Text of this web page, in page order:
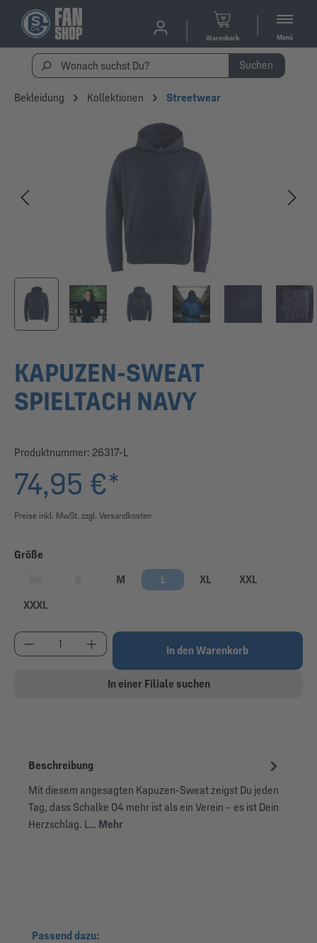
Warenkorb Menü
Suchen
Bekleidung Kollektionen Streetwear
KAPUZEN-SWEAT
SPIELTACH NAVY
Produktnummer: 26317-L
74,95 €*
Preise inkl. MwSt. zzgl. Versandkosten
Größe
(Diese Option ist zurzeit nicht verfügbar.)
(Diese Option ist zurzeit nicht verfügbar.)
M L XL
XXL
XXXL
Produkt Anzahl: Gib den gewünschten Wert ein
In den Warenkorb
In einer Filiale suchen
Beschreibung
Mit diesem angesagten Kapuzen-Sweat zeigst Du jeden
Tag, dass Schalke 04 mehr ist als ein Verein – es ist Dein
Herzschlag. L… Mehr
Produktgalerie überspringen
Passend dazu: